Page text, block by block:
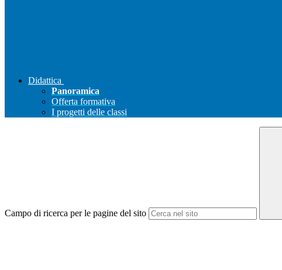
Didattica
Panoramica
Offerta formativa
I progetti delle classi
Campo di ricerca per le pagine del sito